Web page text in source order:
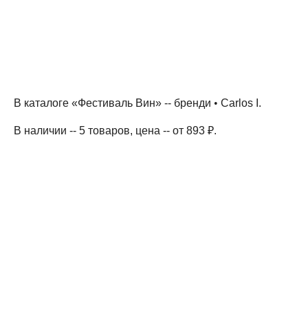
В каталоге «Фестиваль Вин» -- бренди • Carlos I .
В наличии -- 5 товаров, цена -- от 893 ₽.